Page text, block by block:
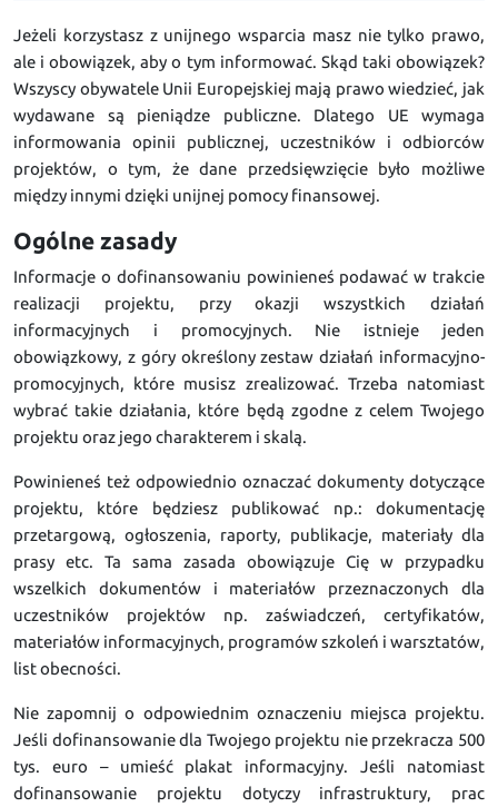
Jeżeli korzystasz z unijnego wsparcia masz nie tylko prawo,
ale i obowiązek, aby o tym informować. Skąd taki obowiązek?
Wszyscy obywatele Unii Europejskiej mają prawo wiedzieć, jak
wydawane są pieniądze publiczne. Dlatego UE wymaga
informowania opinii publicznej, uczestników i odbiorców
projektów, o tym, że dane przedsięwzięcie było możliwe
między innymi dzięki unijnej pomocy finansowej.
Ogólne zasady
Informacje o dofinansowaniu powinieneś podawać w trakcie
realizacji projektu, przy okazji wszystkich działań
informacyjnych i promocyjnych. Nie istnieje jeden
obowiązkowy, z góry określony zestaw działań informacyjno-
promocyjnych, które musisz zrealizować. Trzeba natomiast
wybrać takie działania, które będą zgodne z celem Twojego
projektu oraz jego charakterem i skalą.
Powinieneś też odpowiednio oznaczać dokumenty dotyczące
projektu, które będziesz publikować np.: dokumentację
przetargową, ogłoszenia, raporty, publikacje, materiały dla
prasy etc. Ta sama zasada obowiązuje Cię w przypadku
wszelkich dokumentów i materiałów przeznaczonych dla
uczestników projektów np. zaświadczeń, certyfikatów,
materiałów informacyjnych, programów szkoleń i warsztatów,
list obecności.
Nie zapomnij o odpowiednim oznaczeniu miejsca projektu.
Jeśli dofinansowanie dla Twojego projektu nie przekracza 500
tys. euro – umieść plakat informacyjny. Jeśli natomiast
dofinansowanie projektu dotyczy infrastruktury, prac